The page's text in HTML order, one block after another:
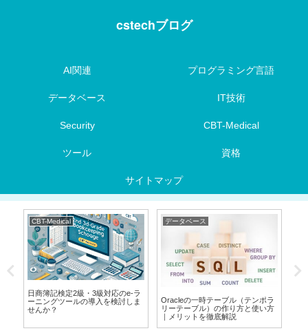
cstechブログ
AI関連 プログラミング言語
データベース IT技術
Security CBT-Medical
ツール 資格
サイトマップ
CBT-Medical
日商簿記検定2級・3級対応のe-ラ
ーニングツールの導入を検討しま
せんか？
データベース
Oracleの一時テーブル（テンポラ
リーテーブル）の作り方と使い方
｜メリットを徹底解説